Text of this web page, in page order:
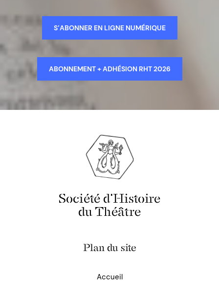
S’ABONNER EN LIGNE NUMÉRIQUE
ABONNEMENT + ADHÉSION RHT 2026
Société d'Histoire
du Théâtre
Plan du site
Accueil